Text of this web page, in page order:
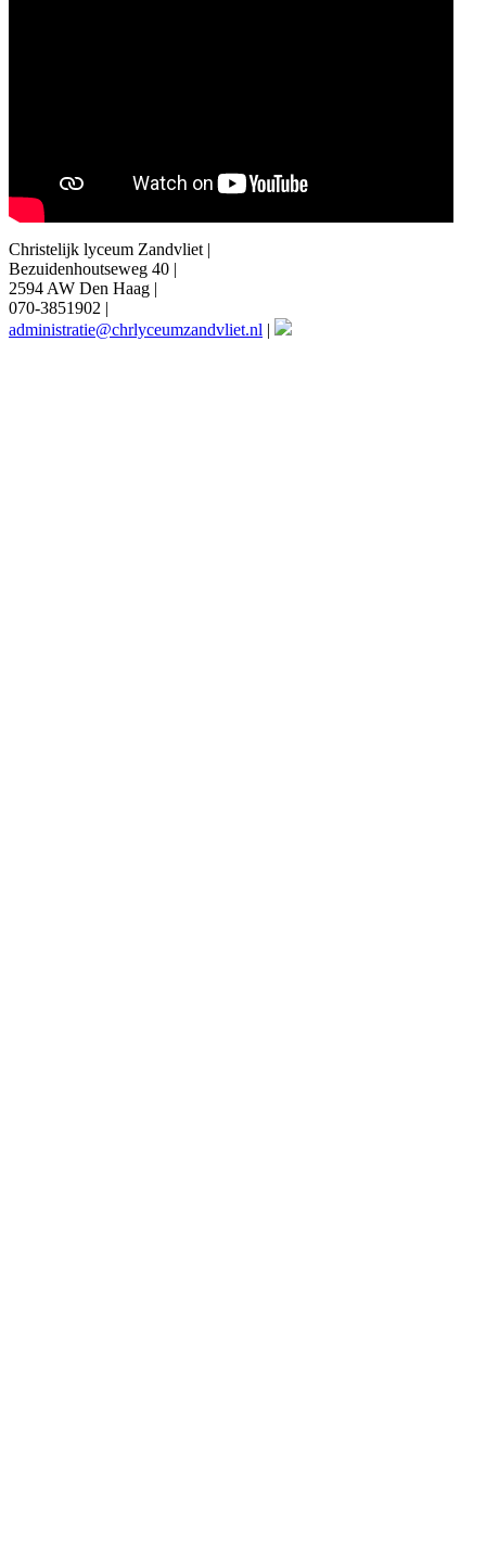
Christelijk lyceum Zandvliet |
Bezuidenhoutseweg 40 |
2594 AW Den Haag |
070-3851902 |
administratie@chrlyceumzandvliet.nl |